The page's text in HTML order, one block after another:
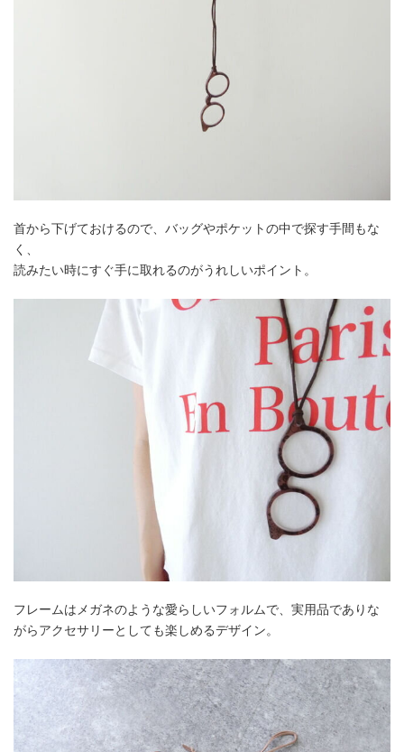
首から下げておけるので、バッグやポケットの中で探す手間もな
く、
読みたい時にすぐ手に取れるのがうれしいポイント。
フレームはメガネのような愛らしいフォルムで、実用品でありな
がらアクセサリーとしても楽しめるデザイン。